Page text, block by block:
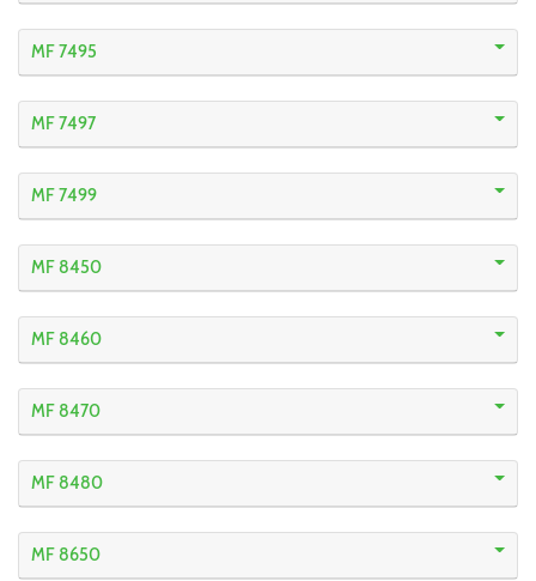
MF 7495
MF 7497
MF 7499
MF 8450
MF 8460
MF 8470
MF 8480
MF 8650